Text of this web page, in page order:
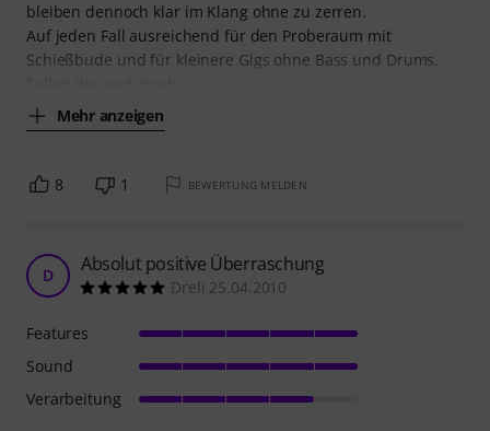
bleiben dennoch klar im Klang ohne zu zerren.
Auf jeden Fall ausreichend für den Proberaum mit
Schießbude und für kleinere Gigs ohne Bass und Drums.
Mehr anzeigen
8 1 BEWERTUNG MELDEN
D Absolut positive Überraschung
Dreli 25.04.2010
Features
Sound
Verarbeitung